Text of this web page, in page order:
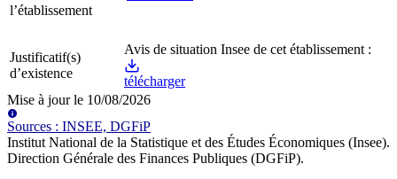
l’établissement
Justificatif(s)
d’existence
Avis de situation Insee de cet établissement :
télécharger
Mise à jour le 10/08/2026
Sources : INSEE, DGFiP
Institut National de la Statistique et des Études Économiques (Insee).
Direction Générale des Finances Publiques (DGFiP).